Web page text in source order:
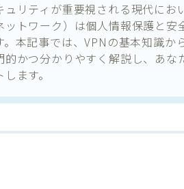
リティが重要視される現代にお
ットワーク）は個人情報保護と安
本記事では、VPNの基本知識か
的かつ分かりやすく解説し、あな
ます。